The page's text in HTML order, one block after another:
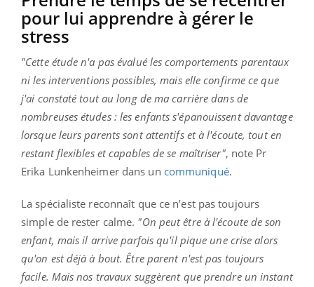
pour lui apprendre à gérer le
stress
"Cette étude n'a pas évalué les comportements parentaux
ni les interventions possibles, mais elle confirme ce que
j'ai constaté tout au long de ma carrière dans de
nombreuses études : les enfants s'épanouissent davantage
lorsque leurs parents sont attentifs et à l'écoute, tout en
restant flexibles et capables de se maîtriser", note Pr
Erika Lunkenheimer dans un communiqué.
La spécialiste reconnaît que ce n’est pas toujours
simple de rester calme. "On peut être à l'écoute de son
enfant, mais il arrive parfois qu'il pique une crise alors
qu'on est déjà à bout. Être parent n'est pas toujours
facile. Mais nos travaux suggèrent que prendre un instant